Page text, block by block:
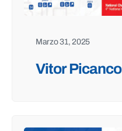
Marzo 31, 2025
Vitor Picanco